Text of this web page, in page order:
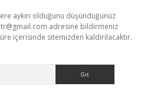
aykırı olduğunu düşündüğünüz
adresine bildirmeniz
içerisinde sitemizden kaldırılacaktır.